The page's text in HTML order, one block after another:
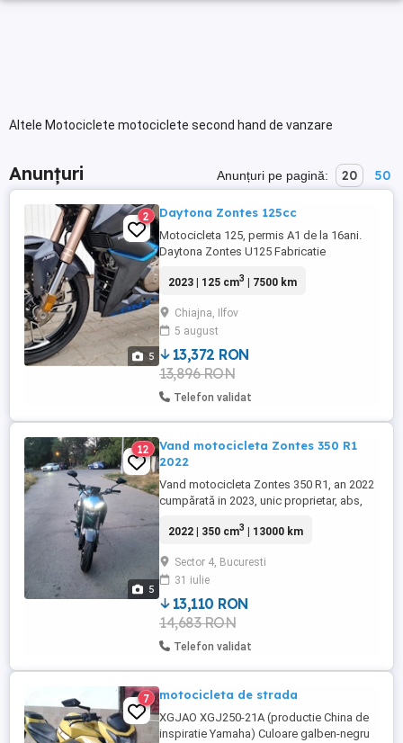
Altele Motociclete motociclete second hand de vanzare
Anunțuri Anunțuri pe pagină: 20 50
5
2 Daytona Zontes 125cc
Motocicleta 125, permis A1 de la 16ani.
Daytona Zontes U125 Fabricatie
Keyless Go. Nu se foloseste cheie pt
cipul de pornire. Actionare electrica a
busonului de benzina si a seii Lumini led
Motor in 4timpi 15Cp 6 trepte viteze
Injectie Racire ...
2023 | 125 cm3 | 7500 km
Chiajna, Ilfov
5 august
13,372 RON
13,896 RON
Telefon validat
5
12
Vand motocicleta Zontes 350 R1
2022
Vand motocicleta Zontes 350 R1, an 2022
cumpărată in 2023, unic proprietar, abs,
creștere. Perfectă pentru un începător
plăcuțele de frână.
2022 | 350 cm3 | 13000 km
Sector 4, Bucuresti
31 iulie
13,110 RON
14,683 RON
Telefon validat
7 motocicleta de strada
XGJAO XGJ250-21A (productie China de
inspiratie Yamaha) Culoare galben-negru